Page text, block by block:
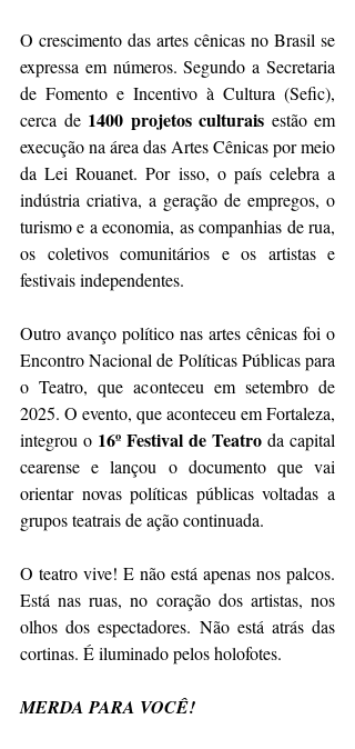
O crescimento das artes cênicas no Brasil se
expressa em números. Segundo a Secretaria
de Fomento e Incentivo à Cultura (Sefic),
cerca de 1400 projetos culturais estão em
execução na área das Artes Cênicas por meio
da Lei Rouanet. Por isso, o país celebra a
indústria criativa, a geração de empregos, o
turismo e a economia, as companhias de rua,
os coletivos comunitários e os artistas e
festivais independentes.
Outro avanço político nas artes cênicas foi o
Encontro Nacional de Políticas Públicas para
o Teatro, que aconteceu em setembro de
2025. O evento, que aconteceu em Fortaleza,
integrou o 16º Festival de Teatro da capital
cearense e lançou o documento que vai
orientar novas políticas públicas voltadas a
grupos teatrais de ação continuada.
O teatro vive! E não está apenas nos palcos.
Está nas ruas, no coração dos artistas, nos
olhos dos espectadores. Não está atrás das
cortinas. É iluminado pelos holofotes.
MERDA PARA VOCÊ!